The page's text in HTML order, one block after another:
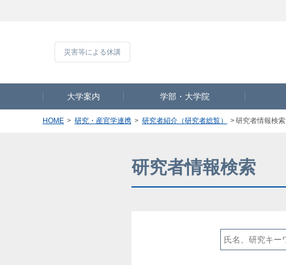
大学案内 学部・大学院
HOME 研究・産官学連携 研究者紹介（研究者総覧） 研究者情報検索
研究者情報検索